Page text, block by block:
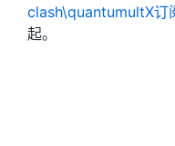
clash\quantumultX订
起。